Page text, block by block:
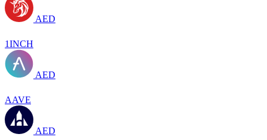
AED
1INCH
AED
AAVE
AED